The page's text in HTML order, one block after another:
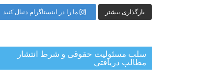
بارگذاری بیشتر ما را در اینستاگرام دنبال کنید
سلب مسئولیت حقوقی و شرط انتشار
مطالب دریافتی